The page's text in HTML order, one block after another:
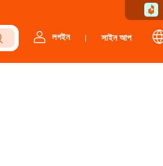
লগইন | সাইন আপ